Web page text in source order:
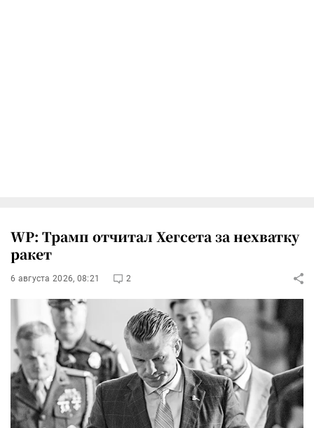
WP: Трамп отчитал Хегсета за нехватку
ракет
6 августа 2026, 08:21 2